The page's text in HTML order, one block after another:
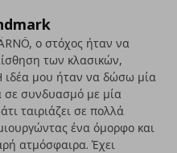
ο στόχος ήταν να
των κλασικών,
ιδέα μου ήταν να δώσω μία
σε συνδυασμό με μία
ταιριάζει σε πολλά
ένα όμορφο και
ατμόσφαιρα. Έχει